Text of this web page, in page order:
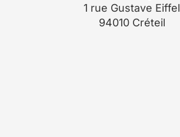
1 rue Gustave Eiffel
94010 Créteil